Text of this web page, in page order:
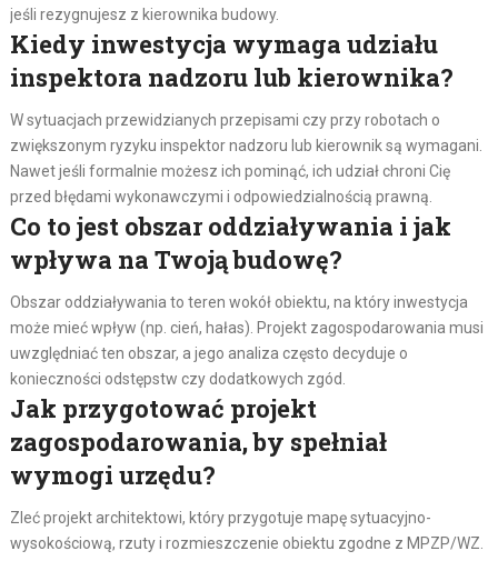
jeśli rezygnujesz z kierownika budowy.
Kiedy inwestycja wymaga udziału
inspektora nadzoru lub kierownika?
W sytuacjach przewidzianych przepisami czy przy robotach o
zwiększonym ryzyku inspektor nadzoru lub kierownik są wymagani.
Nawet jeśli formalnie możesz ich pominąć, ich udział chroni Cię
przed błędami wykonawczymi i odpowiedzialnością prawną.
Co to jest obszar oddziaływania i jak
wpływa na Twoją budowę?
Obszar oddziaływania to teren wokół obiektu, na który inwestycja
może mieć wpływ (np. cień, hałas). Projekt zagospodarowania musi
uwzględniać ten obszar, a jego analiza często decyduje o
konieczności odstępstw czy dodatkowych zgód.
Jak przygotować projekt
zagospodarowania, by spełniał
wymogi urzędu?
Zleć projekt architektowi, który przygotuje mapę sytuacyjno-
wysokościową, rzuty i rozmieszczenie obiektu zgodne z MPZP/WZ.